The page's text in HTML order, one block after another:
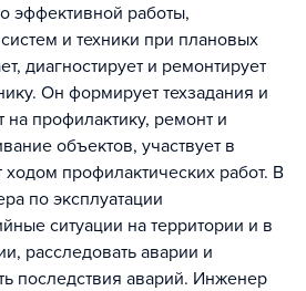
эффективной работы,
и техники при плановых
диагностирует и ремонтирует
Он формирует техзадания и
на профилактику, ремонт и
объектов, участвует в
ходом профилактических работ. В
по эксплуатации
ситуации на территории и в
расследовать аварии и
последствия аварий. Инженер